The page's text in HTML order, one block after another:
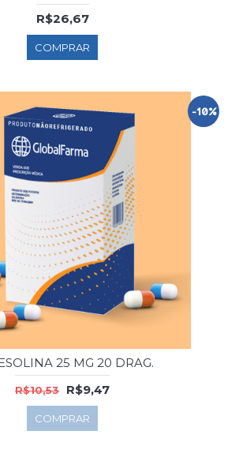
R$26,67
COMPRAR
-10%
25 MG 20 DRAG.
R$10,53 R$9,47
COMPRAR